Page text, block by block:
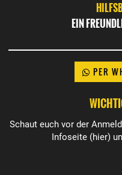
EIN
PER
Schaut euch vor der
Infoseite (hier)